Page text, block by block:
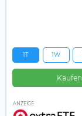
1T 1W
Kaufen
ANZEIGE